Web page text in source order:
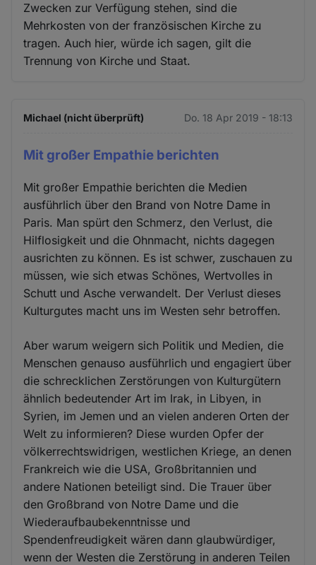
Zwecken zur Verfügung stehen, sind die
Mehrkosten von der französischen Kirche zu
tragen. Auch hier, würde ich sagen, gilt die
Trennung von Kirche und Staat.
Michael (nicht überprüft) Do. 18 Apr 2019 - 18:13
Mit großer Empathie berichten
Mit großer Empathie berichten die Medien
ausführlich über den Brand von Notre Dame in
Paris. Man spürt den Schmerz, den Verlust, die
Hilflosigkeit und die Ohnmacht, nichts dagegen
ausrichten zu können. Es ist schwer, zuschauen zu
müssen, wie sich etwas Schönes, Wertvolles in
Schutt und Asche verwandelt. Der Verlust dieses
Kulturgutes macht uns im Westen sehr betroffen.
Aber warum weigern sich Politik und Medien, die
Menschen genauso ausführlich und engagiert über
die schrecklichen Zerstörungen von Kulturgütern
ähnlich bedeutender Art im Irak, in Libyen, in
Syrien, im Jemen und an vielen anderen Orten der
Welt zu informieren? Diese wurden Opfer der
völkerrechtswidrigen, westlichen Kriege, an denen
Frankreich wie die USA, Großbritannien und
andere Nationen beteiligt sind. Die Trauer über
den Großbrand von Notre Dame und die
Wiederaufbaubekenntnisse und
Spendenfreudigkeit wären dann glaubwürdiger,
wenn der Westen die Zerstörung in anderen Teilen